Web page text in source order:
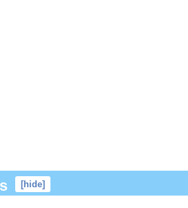
[hide]